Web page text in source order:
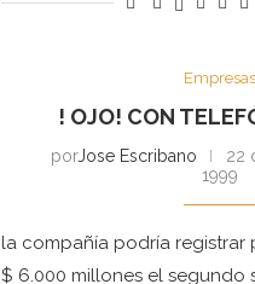
Empresas
! OJO! CON
porJose Escribano
22
1999
la compañía podría registrar
$ 6.000 millones el segundo